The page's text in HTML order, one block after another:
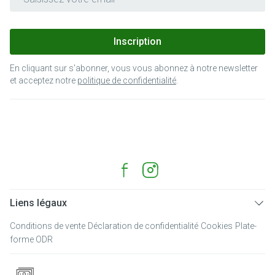
Inscription
En cliquant sur s'abonner, vous vous abonnez à notre newsletter
et acceptez notre politique de confidentialité
Liens légaux
Conditions de vente Déclaration de confidentialité Cookies Plate-
forme ODR